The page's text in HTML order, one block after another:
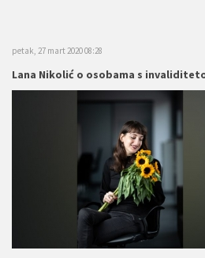
petak, 27 mart 2020 08:28
Lana Nikolić o osobama s